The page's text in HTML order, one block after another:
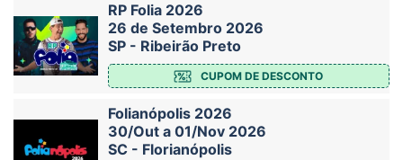
RP Folia 2026
26 de Setembro 2026
SP - Ribeirão Preto
CUPOM DE DESCONTO
Folianópolis 2026
30/Out a 01/Nov 2026
SC - Florianópolis